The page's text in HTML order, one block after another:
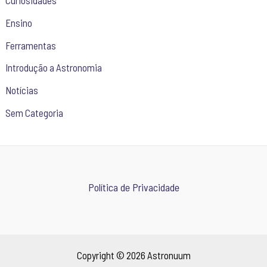
Ensino
Ferramentas
Introdução a Astronomia
Notícias
Sem Categoria
Política de Privacidade
Copyright © 2026 Astronuum